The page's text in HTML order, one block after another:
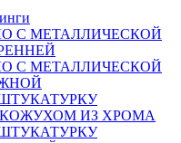
С МЕТАЛЛИЧЕСКОЙ
С МЕТАЛЛИЧЕСКОЙ
ИЗ ХРОМА